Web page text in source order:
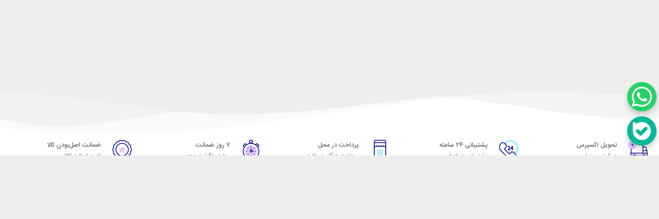
تحویل اکسپرس
در کمترین زمان
پشتیبانی ۲۴ ساعته
پشتیبانی حرفه ای
پرداخت در محل
پرداخت هنگام دریافت
۷ روز ضمانت
مهلت بازگشت وجه
ضمانت اصل‌بودن کالا
تایید اصالت کالا